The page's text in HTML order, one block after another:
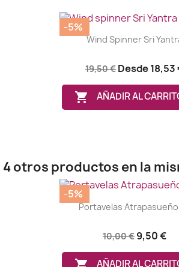
Wind Spinner Sri
19,50 € Desde18,53
 AÑADIR AL
-5%
4 otros productos en la
Portavelas
10,00 € 9,50 €
AÑADIR AL
-5%